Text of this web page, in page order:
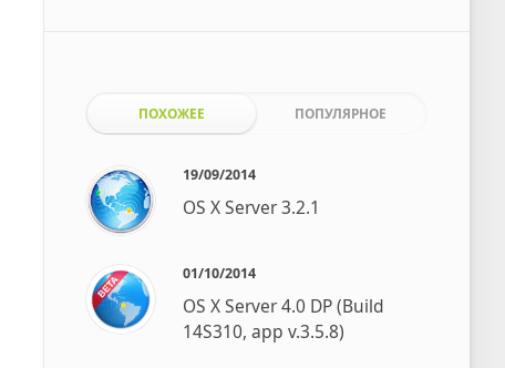
ПОХОЖЕЕ ПОПУЛЯРНОЕ
19/09/2014
OS X Server 3.2.1
01/10/2014
OS X Server 4.0 DP (Build
14S310, app v.3.5.8)